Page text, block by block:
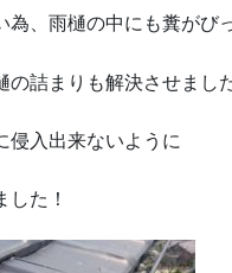
為、雨樋の中にも糞がび
の詰まりも解決させました
侵入出来ないように
した！